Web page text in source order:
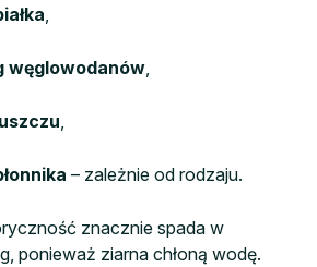
,
węglowodanów,
,
– zależnie od rodzaju.
znacznie spada w
ponieważ ziarna chłoną wodę.